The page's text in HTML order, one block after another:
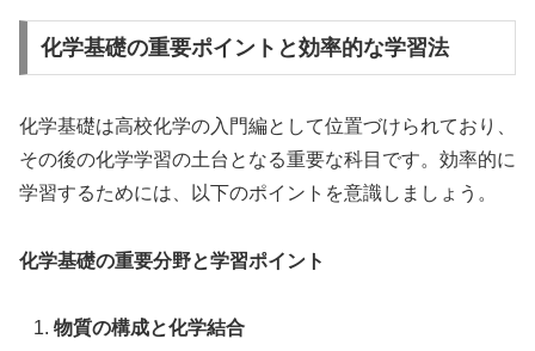
化学基礎の重要ポイントと効率的な学習法
化学基礎は高校化学の入門編として位置づけられており、
その後の化学学習の土台となる重要な科目です。効率的に
学習するためには、以下のポイントを意識しましょう。
化学基礎の重要分野と学習ポイント
物質の構成と化学結合